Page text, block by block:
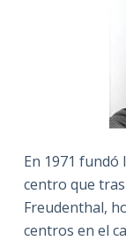
En 1971 fundó
centro que
Freudenthal,
centros en el